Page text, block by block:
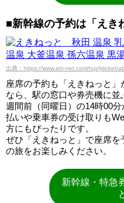
■新幹線の予約は「えき
出典：https://www.eki-net.com/top/jrticket/
座席の予約も「えきねっと」
なら、駅の窓口や券売機に
週間前（同曜日）の14時00
払いや乗車券の受け取りも
方にもぴったりです。
ぜひ「えきねっと」で座席
の旅をお楽しみください。
新幹線・特急